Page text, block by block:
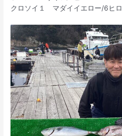
クロソイ１ マダイイエロー/6ヒロ